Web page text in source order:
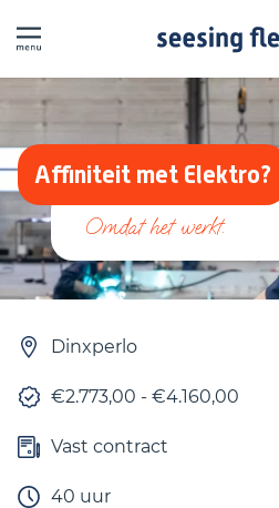
Affiniteit met Elektro?
Dinxperlo
€2.773,00 - €4.160,00
Vast contract
40 uur